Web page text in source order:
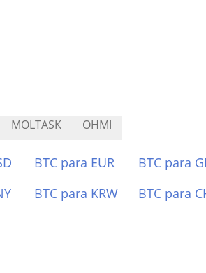
MOLTASK OHMI
BTC para EUR BTC para
BTC para KRW BTC para